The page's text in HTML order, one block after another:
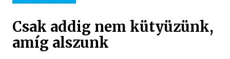
Csak addig nem kütyüzünk,
amíg alszunk